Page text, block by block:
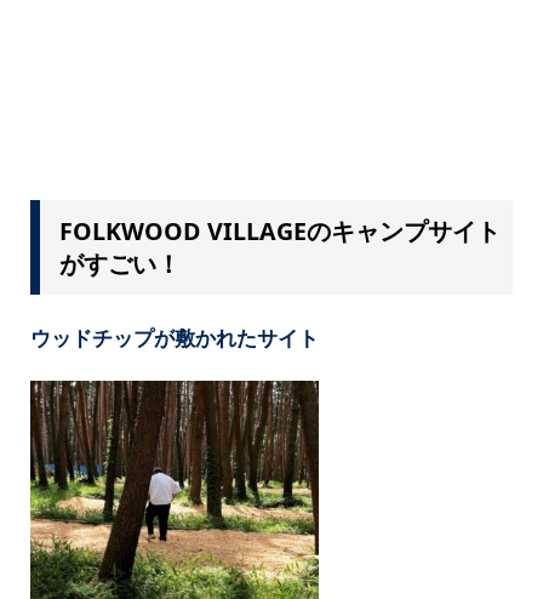
FOLKWOOD VILLAGEのキャンプサイト
がすごい！
ウッドチップが敷かれたサイト